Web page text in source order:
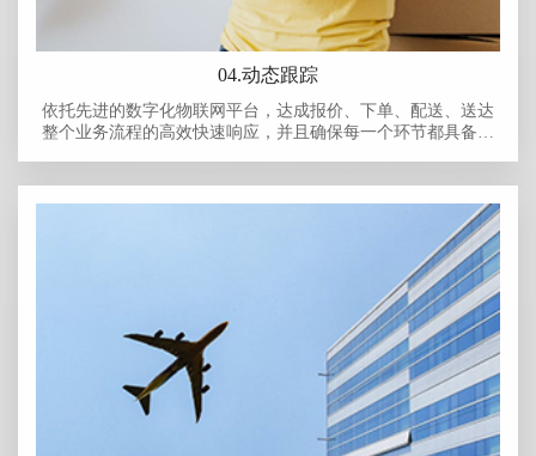
04.动态跟踪
依托先进的数字化物联网平台，达成报价、下单、配送、送达
整个业务流程的高效快速响应，并且确保每一个环节都具备可